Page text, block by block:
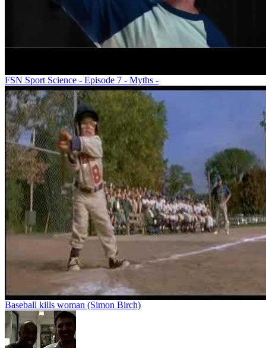
FSN Sport Science - Episode 7 - Myths -
Baseball kills woman (Simon Birch)